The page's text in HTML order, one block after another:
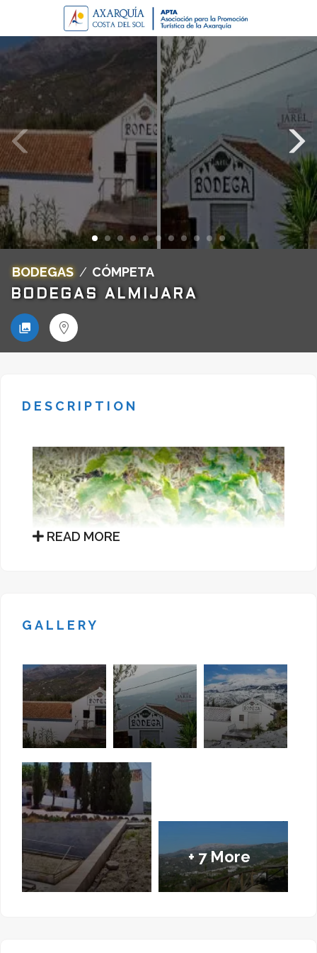
BODEGAS / CÓMPETA
BODEGAS ALMIJARA
DESCRIPTION
CÓMPETA , en plena Axarquía
malagueña, se encuentra situada a
unos 636 metros de altitud sobre el
nivel del mar, y en las faldas de las
Sierras Almijara y Tejeda que
constituyen un impresionante macizo
montañoso, formando barrera
geográfica entre las provincias de
Málaga y Granada mediante su línea
de cumbres, entre ellas, “la Maroma”,
el pico mas alto de la provincia de
READ MORE
GALLERY
+ 7 More